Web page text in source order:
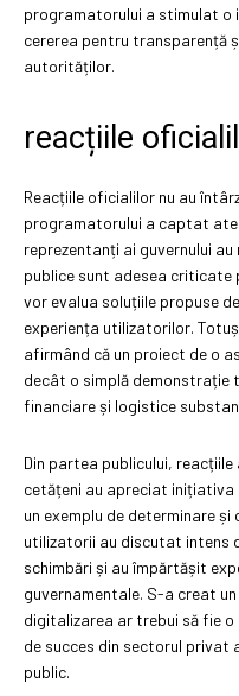
programatorului a stimulat o
cererea pentru transparență
autorităților.
reacțiile
Reacțiile oficialilor nu au
programatorului a captat
reprezentanți ai guvernului
publice sunt adesea criticate
vor evalua soluțiile propuse
experiența utilizatorilor.
afirmând că un proiect de o
decât o simplă demonstrație
financiare și logistice
Din partea publicului,
cetățeni au apreciat
un exemplu de determinare
utilizatorii au discutat intens
schimbări și au împărtășit
guvernamentale. S-a creat
digitalizarea ar trebui să fie
de succes din sectorul privat
public.